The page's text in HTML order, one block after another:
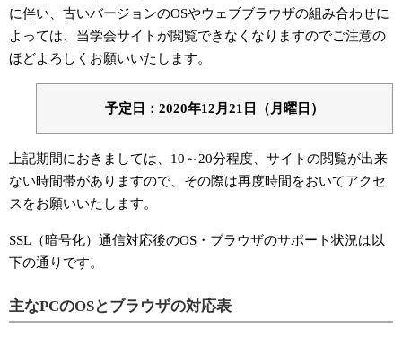
に伴い、古いバージョンのOSやウェブブラウザの組み合わせに
よっては、当学会サイトが閲覧できなくなりますのでご注意の
ほどよろしくお願いいたします。
予定日：2020年12月21日（月曜日）
上記期間におきましては、10～20分程度、サイトの閲覧が出来
ない時間帯がありますので、その際は再度時間をおいてアクセ
スをお願いいたします。
SSL（暗号化）通信対応後のOS・ブラウザのサポート状況は以
下の通りです。
主なPCのOSとブラウザの対応表